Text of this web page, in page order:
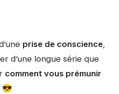
prise de conscience,
d’une longue série que
comment vous prémunir
😎